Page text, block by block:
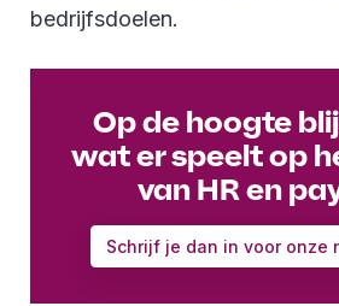
bedrijfsdoelen.
Op de hoogte
wat er speelt op
van HR en
Schrijf je dan in voor onze